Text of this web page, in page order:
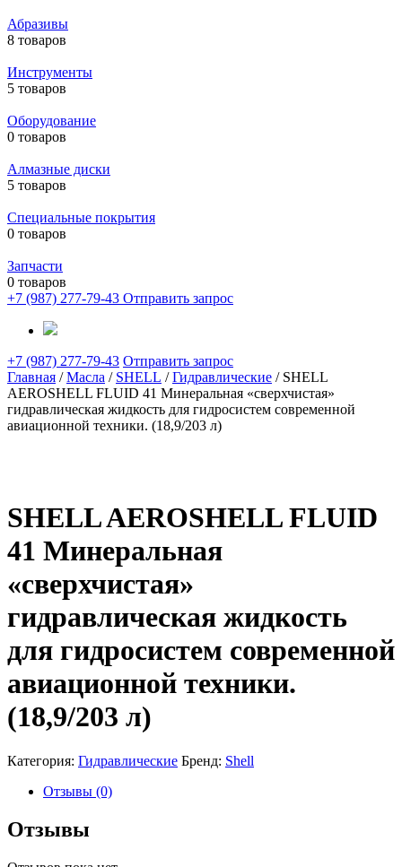
Абразивы
8 товаров
Инструменты
5 товаров
Оборудование
0 товаров
Алмазные диски
5 товаров
Специальные покрытия
0 товаров
Запчасти
0 товаров
+7 (987) 277-79-43 Отправить запрос
+7 (987) 277-79-43 Отправить запрос
Главная /Масла / SHELL /Гидравлические / SHELL
AEROSHELL FLUID 41 Минеральная «сверхчистая»
гидравлическая жидкость для гидросистем современной
авиационной техники. (18,9/203 л)
SHELL AEROSHELL FLUID
41 Минеральная
«сверхчистая»
гидравлическая жидкость
для гидросистем современной
авиационной техники.
(18,9/203 л)
Категория: Гидравлические Бренд: Shell
Отзывы (0)
Отзывы